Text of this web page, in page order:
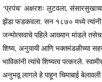
‘प्रपंच’ अक्षरशः लुटवला,
झेंडा फडकवला. सन १८७० मध्ये त्यांनी
जन्मोत्सवाचे पहिले आख्यान मांडले
शिष्य, अनुयायी आणि भक्तमंडळीच्या
भाविकांनी त्यांचे शिष्यत्व पत्करले.
अनुभवू लागले हे पाहून चिमाबाई बेलावली